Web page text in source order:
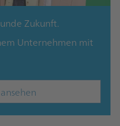
Zukunft.
Unternehmen mit